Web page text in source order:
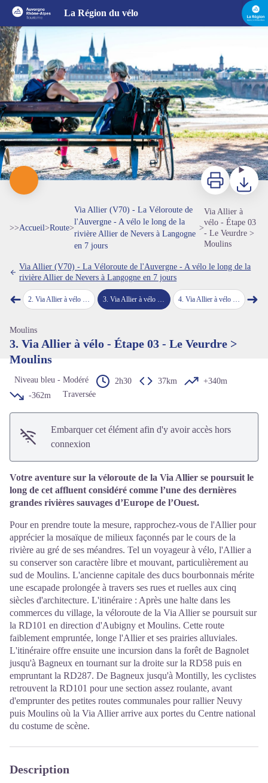
La Région du vélo
Voir l'image en plein écran
Imprimer
>>Accueil>Route>
Via Allier (V70) - La Véloroute de
l'Auvergne - A vélo le long de la
rivière Allier de Nevers à Langogne
en 7 jours
>
Via Allier à
vélo - Étape 03
- Le Veurdre >
Moulins
Via Allier (V70) - La Véloroute de l'Auvergne - A vélo le long de la
rivière Allier de Nevers à Langogne en 7 jours
➜Étape précédente
2 Via Allier à vélo - Étape 02 - Sancoins > Le Veurdre 3 .Via Allier à vélo - Étape 03 - Le Veurdre > Moulins 4. Via Allier à vélo - Étape 04 - Moulins > Saint-Pourçain-sur-Sioule 5.
➜
Moulins
3. Via Allier à vélo - Étape 03 - Le Veurdre >
Moulins
Niveau bleu - Modéré 2h30 37km
+340m
-362m
Traversée
Embarquer cet élément afin d'y avoir accès hors
connexion
Votre aventure sur la véloroute de la Via Allier se poursuit le
long de cet affluent considéré comme l’une des dernières
grandes rivières sauvages d’Europe de l’Ouest.
Pour en prendre toute la mesure, rapprochez-vous de l'Allier pour
apprécier la mosaïque de milieux façonnés par le cours de la
rivière au gré de ses méandres. Tel un voyageur à vélo, l'Allier a
su conserver son caractère libre et mouvant, particulièrement au
sud de Moulins. L'ancienne capitale des ducs bourbonnais mérite
une escapade prolongée à travers ses rues et ruelles aux cinq
siècles d'architecture. L'itinéraire : Après une halte dans les
commerces du village, la véloroute de la Via Allier se poursuit sur
la RD101 en direction d'Aubigny et Moulins. Cette route
faiblement empruntée, longe l'Allier et ses prairies alluviales.
L'itinéraire offre ensuite une incursion dans la forêt de Bagnolet
jusqu'à Bagneux en tournant sur la droite sur la RD58 puis en
empruntant la RD287. De Bagneux jusqu'à Montilly, les cyclistes
retrouvent la RD101 pour une section assez roulante, avant
d'emprunter des petites routes communales pour rallier Neuvy
puis Moulins où la Via Allier arrive aux portes du Centre national
du costume de scène.
Description